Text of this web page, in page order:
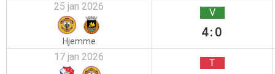
25 jan 2026
Hjemme
V
4:0
17 jan 2026 T